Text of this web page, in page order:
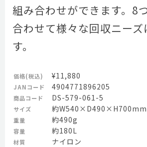
組み合わせができます。8
合わせて様々な回収ニーズ
す。
価格(税込) ¥11,880
JANコード 4904771896205
商品コード DS-579-061-5
サイズ 約W540×D490×H700mm
重量 約490g
容量 約180L
材質 ナイロン